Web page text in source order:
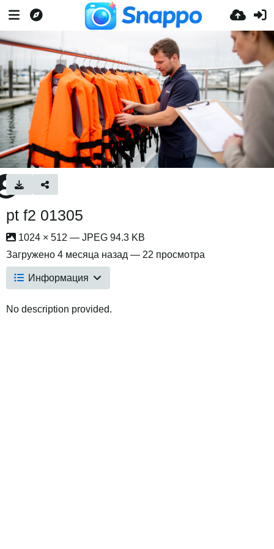
pt f2 01305
1024 × 512 — JPEG 94.3 KB
Загружено 4 месяца назад — 22 просмотра
Информация
No description provided.